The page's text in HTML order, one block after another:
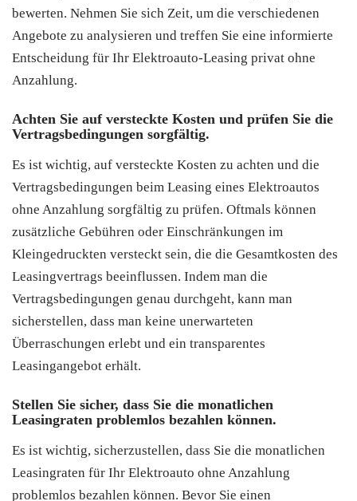
bewerten. Nehmen Sie sich Zeit, um die verschiedenen
Angebote zu analysieren und treffen Sie eine informierte
Entscheidung für Ihr Elektroauto-Leasing privat ohne
Anzahlung.
Achten Sie auf versteckte Kosten und prüfen Sie die
Vertragsbedingungen sorgfältig.
Es ist wichtig, auf versteckte Kosten zu achten und die
Vertragsbedingungen beim Leasing eines Elektroautos
ohne Anzahlung sorgfältig zu prüfen. Oftmals können
zusätzliche Gebühren oder Einschränkungen im
Kleingedruckten versteckt sein, die die Gesamtkosten des
Leasingvertrags beeinflussen. Indem man die
Vertragsbedingungen genau durchgeht, kann man
sicherstellen, dass man keine unerwarteten
Überraschungen erlebt und ein transparentes
Leasingangebot erhält.
Stellen Sie sicher, dass Sie die monatlichen
Leasingraten problemlos bezahlen können.
Es ist wichtig, sicherzustellen, dass Sie die monatlichen
Leasingraten für Ihr Elektroauto ohne Anzahlung
problemlos bezahlen können. Bevor Sie einen